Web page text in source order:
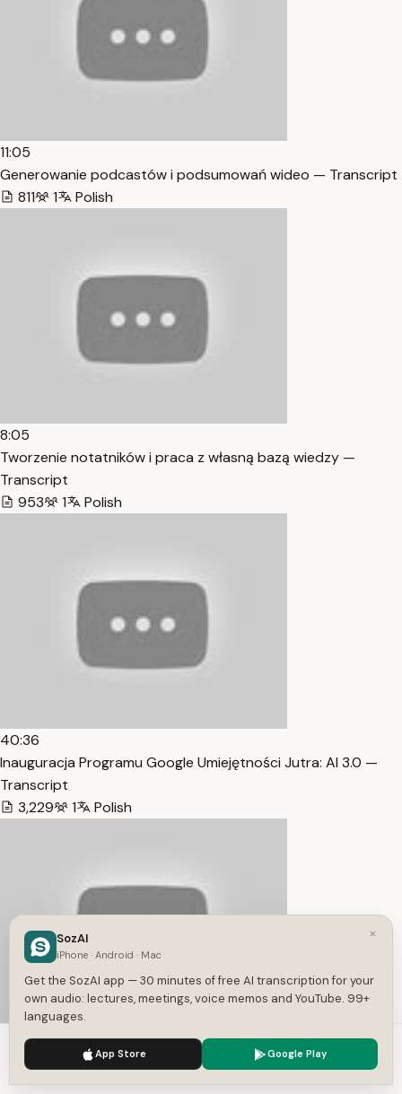
11:05
Generowanie podcastów i podsumowań wideo — Transcript
811
1 Polish
8:05
Tworzenie notatników i praca z własną bazą wiedzy —
Transcript
953
1 Polish
40:36
Inauguracja Programu Google Umiejętności Jutra: AI 3.0 —
Transcript
3,229
1 Polish
1:08:28
Umiejętności Jutra: AI 3.0 – Webinar na żywo – Tydzień 2. —
Transcript
We use cookies to enhance your experience.
×
SozAI
iPhone · Android · Mac
Get the SozAI app — 30 minutes of free AI transcription for your
own audio: lectures, meetings, voice memos and YouTube. 99+
languages.
App Store Google Play